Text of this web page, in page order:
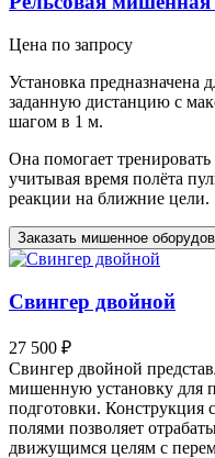
Цена по запросу
Установка
заданную дистанцию с
шагом в 1 м.
Она помогает
учитывая время полёта
реакции на ближние цели.
Заказать мишенное
Свингер двойной
27 500 ₽
Свингер двойной
мишенную установку для
подготовки.
полями позволяет
движущимся целям с